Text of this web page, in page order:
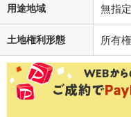
用途地域 無指定
土地権利形態 所有